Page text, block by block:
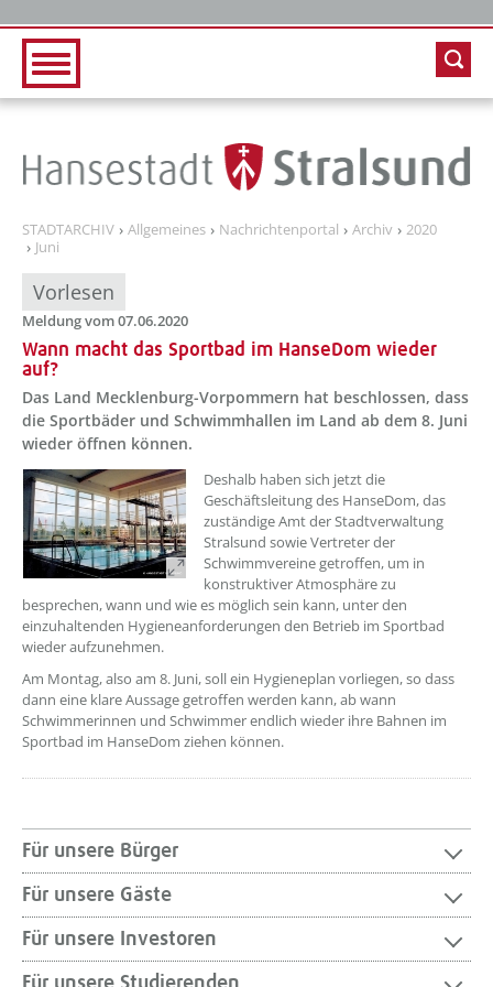
STADTARCHIV Allgemeines Nachrichtenportal Archiv
2020
Juni
Vorlesen
Meldung vom 07.06.2020
Wann macht das Sportbad im HanseDom wieder
auf?
Das Land Mecklenburg-Vorpommern hat beschlossen, dass
die Sportbäder und Schwimmhallen im Land ab dem 8. Juni
wieder öffnen können.
Deshalb haben sich jetzt die
Geschäftsleitung des HanseDom, das
zuständige Amt der Stadtverwaltung
Stralsund sowie Vertreter der
Schwimmvereine getroffen, um in
konstruktiver Atmosphäre zu
besprechen, wann und wie es möglich sein kann, unter den
einzuhaltenden Hygieneanforderungen den Betrieb im Sportbad
wieder aufzunehmen.
Am Montag, also am 8. Juni, soll ein Hygieneplan vorliegen, so dass
dann eine klare Aussage getroffen werden kann, ab wann
Schwimmerinnen und Schwimmer endlich wieder ihre Bahnen im
Sportbad im HanseDom ziehen können.
Für unsere Bürger
Für unsere Gäste
Für unsere Investoren